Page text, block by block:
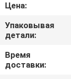
МЫ
СПРОСИТЕ
Цена:
Упаковывая
детали:
Время
доставки: